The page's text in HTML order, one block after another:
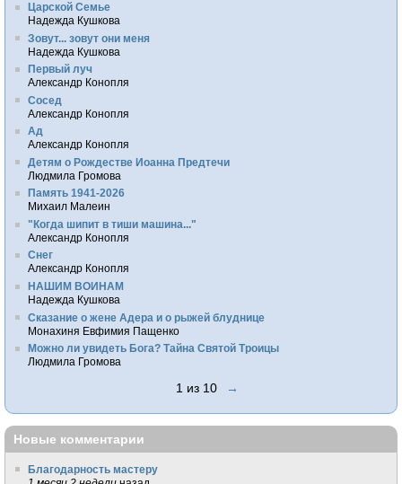
Царской Семье
Надежда Кушкова
Зовут... зовут они меня
Надежда Кушкова
Первый луч
Александр Конопля
Сосед
Александр Конопля
Ад
Александр Конопля
Детям о Рождестве Иоанна Предтечи
Людмила Громова
Память 1941-2026
Михаил Малеин
"Когда шипит в тиши машина..."
Александр Конопля
Снег
Александр Конопля
НАШИМ ВОИНАМ
Надежда Кушкова
Сказание о жене Адера и о рыжей блуднице
Монахиня Евфимия Пащенко
Можно ли увидеть Бога? Тайна Святой Троицы
Людмила Громова
1 из 10 →
Новые комментарии
Благодарность мастеру